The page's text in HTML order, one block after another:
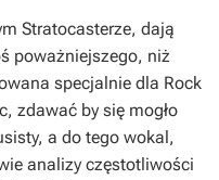
Stratocasterze, dają
poważniejszego, niż
specjalnie dla Rock
zdawać by się mogło
a do tego wokal,
analizy częstotliwości